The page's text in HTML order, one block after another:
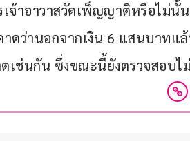
เจ้าอาวาสวัดเพ็ญญาติหรือไม่นั้
ดว่านอกจากเงิน 6 แสนบาทแ
เช่นกัน ซึ่งขณะนี้ยังตรวจสอบไ